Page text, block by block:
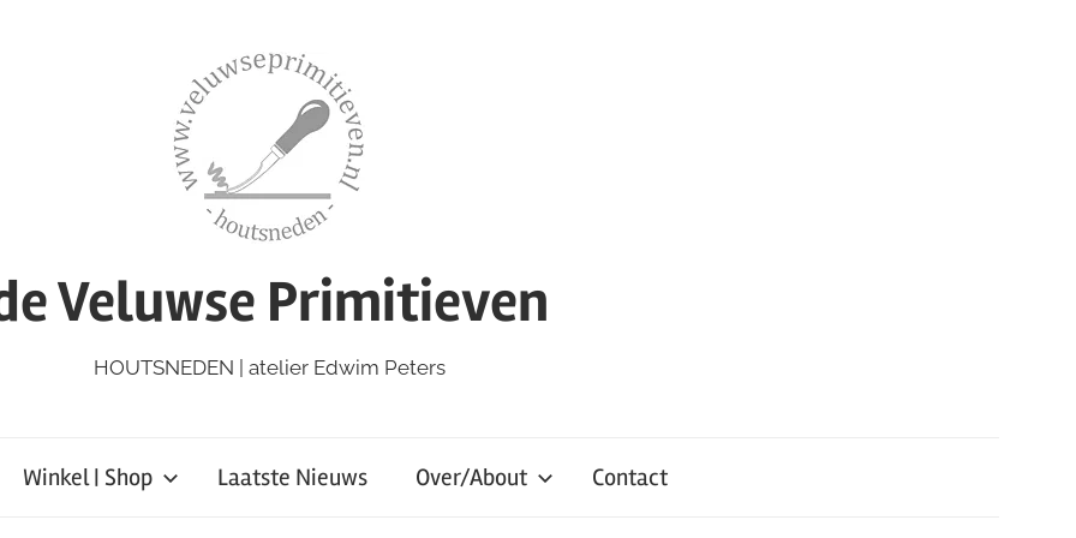
Veluwse Primitieven
HOUTSNEDEN | atelier Edwim Peters
Winkel | Shop Laatste Nieuws Over/About Contact